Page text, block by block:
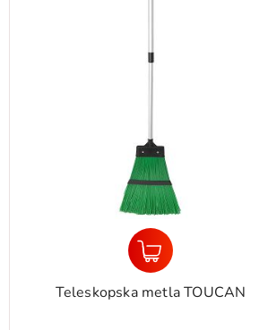
Transportna kolica PICKUP 30 kg